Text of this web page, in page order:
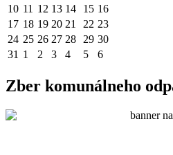
10 11 12 13 14 15 16
17 18 19 20 21 22 23
24 25 26 27 28 29 30
31 1 2 3 4 5 6
Zber komunálneho